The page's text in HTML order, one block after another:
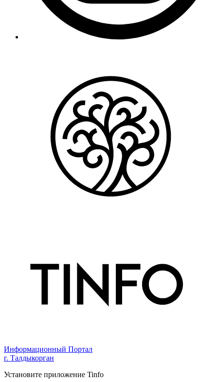
Информационный Портал
г. Талдыкорган
Установите приложение Tinfo